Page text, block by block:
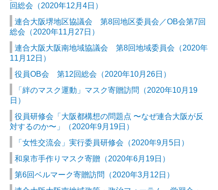
バックナンバー
活動報告
連合活動報告
労福協活動報告
政策要請
政策要請回答
政策・政治フォーラム会員紹介
役員コラム
回総会（2020年12月4日）
連合大阪堺地区協議会 第8回地区委員会／OB会第7回
総会（2020年11月27日）
連合大阪大阪南地域協議会 第8回地域委員会（2020年
11月12日）
役員OB会 第12回総会（2020年10月26日）
「絆のマスク運動」マスク寄贈訪問（2020年10月19
日）
役員研修会「大阪都構想の問題点 〜なぜ連合大阪が反
対するのか〜」（2020年9月19日）
「女性交流会」実行委員研修会（2020年9月5日）
和泉市手作りマスク寄贈（2020年6月19日）
第6回ベルマーク寄贈訪問（2020年3月12日）